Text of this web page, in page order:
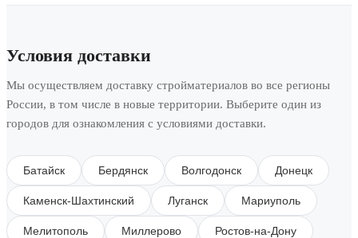
Условия доставки
Мы осуществляем доставку стройматериалов во все регионы
России, в том числе в новые территории. Выберите один из
городов для ознакомления с условиями доставки.
Батайск Бердянск Волгодонск Донецк
Каменск-Шахтинский Луганск Мариуполь
Мелитополь Миллерово Ростов-на-Дону